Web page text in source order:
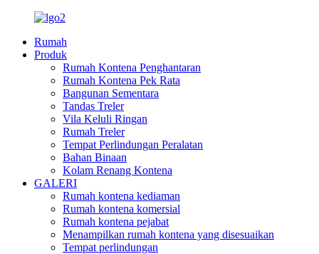
Rumah
Produk
Rumah Kontena Penghantaran
Rumah Kontena Pek Rata
Bangunan Sementara
Tandas Treler
Vila Keluli Ringan
Rumah Treler
Tempat Perlindungan Peralatan
Bahan Binaan
Kolam Renang Kontena
GALERI
Rumah kontena kediaman
Rumah kontena komersial
Rumah kontena pejabat
Menampilkan rumah kontena yang disesuaikan
Tempat perlindungan